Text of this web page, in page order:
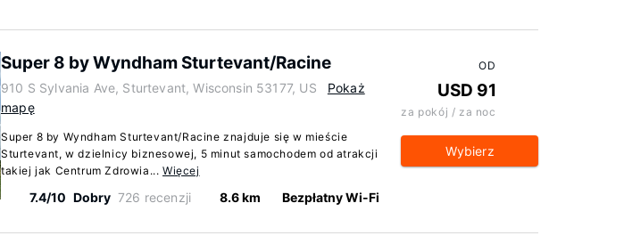
Super 8 by Wyndham Sturtevant/Racine
910 S Sylvania Ave, Sturtevant, Wisconsin 53177, US
Pokaż
mapę
Super 8 by Wyndham Sturtevant/Racine znajduje się w mieście
Sturtevant, w dzielnicy biznesowej, 5 minut samochodem od atrakcji
takiej jak Centrum Zdrowia...Więcej
7.4/10 Dobry 726 recenzji 8.6 km Bezpłatny Wi-Fi
OD
USD 91
za pokój / za noc
Wybierz